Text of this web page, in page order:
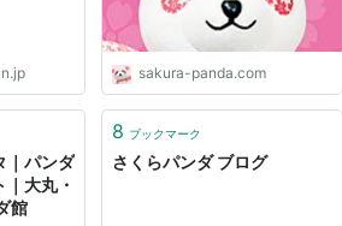
sakura-panda.com
｜パンダ
大丸・
館
8 ブックマーク
さくらパンダ ブログ